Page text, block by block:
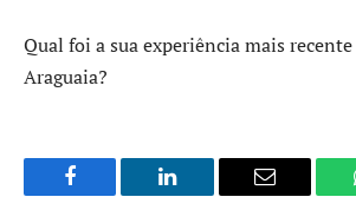
Qual foi a sua experiência mais
Araguaia?